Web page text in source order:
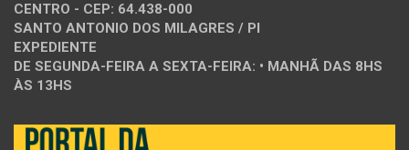
CENTRO - CEP: 64.438-000
SANTO ANTONIO DOS MILAGRES / PI
EXPEDIENTE
DE SEGUNDA-FEIRA A SEXTA-FEIRA: • MANHÃ DAS 8HS
ÀS 13HS